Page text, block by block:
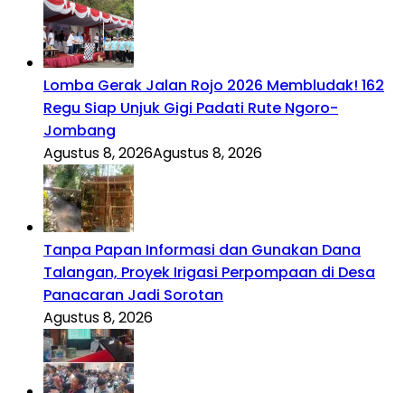
Lomba Gerak Jalan Rojo 2026 Membludak! 162
Regu Siap Unjuk Gigi Padati Rute Ngoro-
Jombang
Agustus 8, 2026Agustus 8, 2026
Tanpa Papan Informasi dan Gunakan Dana
Talangan, Proyek Irigasi Perpompaan di Desa
Panacaran Jadi Sorotan
Agustus 8, 2026